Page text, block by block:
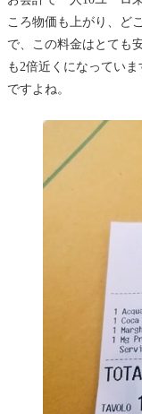
ころ物価も上がり、ど
で、この料金はとても
も2倍近くになってい
ですよね。